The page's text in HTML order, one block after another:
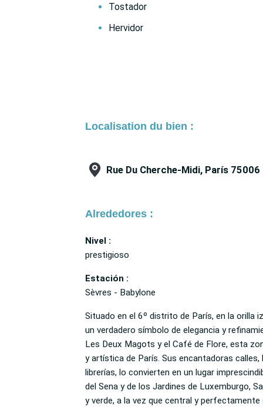
Tostador
Hervidor
Localisation du bien :
Rue Du Cherche-Midi, París 75006
Alrededores :
Nivel :
prestigioso
Estación :
Sèvres - Babylone
Situado en el 6º distrito de París, en la orilla
un verdadero símbolo de elegancia y
Les Deux Magots y el Café de Flore, esta
y artística de París. Sus encantadoras
librerías, lo convierten en un lugar
del Sena y de los Jardines de Luxemburgo,
y verde, a la vez que central y